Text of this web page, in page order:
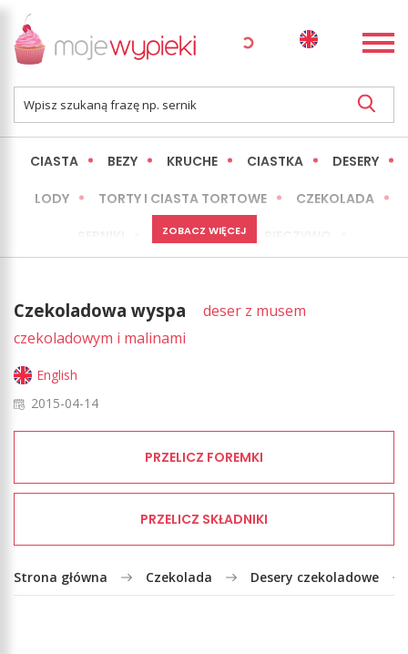
CIASTA BEZY KRUCHE CIASTKA DESERY
LODY TORTY I CIASTA TORTOWE CZEKOLADA
MINI WYPIEKI
LŻEJSZE / ZDROWSZE INNE
ZOBACZ WIĘCEJ
Czekoladowa wyspa
deser z musem
czekoladowym i malinami
English
2015-04-14
PRZELICZ FOREMKI
PRZELICZ SKŁADNIKI
Strona główna Czekolada Desery czekoladowe